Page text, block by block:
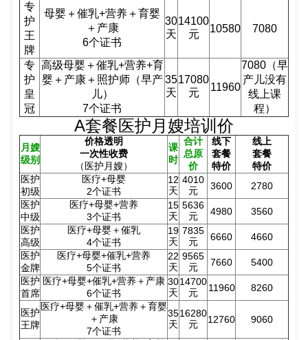
专
护
王
牌
母婴＋催乳+营养＋育婴
＋产康
6个证书
30
天
14100
元
10580 7080
专
护
皇
冠
高级母婴＋催乳+营养+育
婴＋产康＋照护师（早产
儿）
7个证书
35
天
17080
元
11960
7080（早
产儿没有
线上课
程）
A套餐医护月嫂培训价
月嫂
级别
价格透明
一次性收费
（ 医护月嫂）
课
时
合计
总原
价
线下
套餐
特价
线上
套餐
特价
医护
初级
医疗+母婴
2个证书
12
天
4010
元
3600
2780
医护
中级
医疗+母婴+营养
3个证书
15
天
5636
元
4980
3560
医护
高级
医疗+母婴＋催乳
4个证书
19
天
7835
元
6660
4660
医护
金牌
医疗+母婴+催乳+营养
5个证书
22
天
9565
元
7660
5400
医护
首席
医疗+母婴+催乳+营养＋产康
6个证书
30
天
14700
元
11960 8260
医护
王牌
医疗+母婴＋催乳+营养＋育婴
＋产康
7个证书
35
天
16280
元
12760 9060